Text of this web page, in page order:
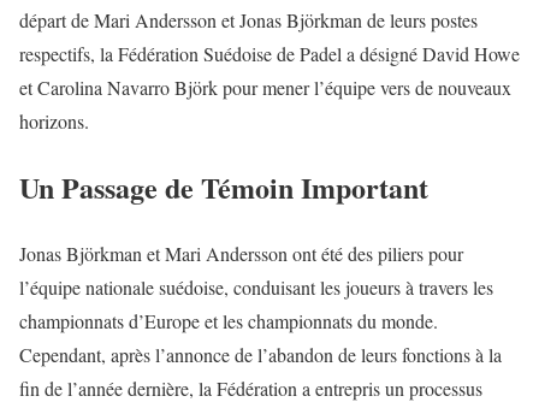
départ de Mari Andersson et Jonas Björkman de leurs postes
respectifs, la Fédération Suédoise de Padel a désigné David Howe
et Carolina Navarro Björk pour mener l’équipe vers de nouveaux
horizons.
Un Passage de Témoin Important
Jonas Björkman et Mari Andersson ont été des piliers pour
l’équipe nationale suédoise, conduisant les joueurs à travers les
championnats d’Europe et les championnats du monde.
Cependant, après l’annonce de l’abandon de leurs fonctions à la
fin de l’année dernière, la Fédération a entrepris un processus